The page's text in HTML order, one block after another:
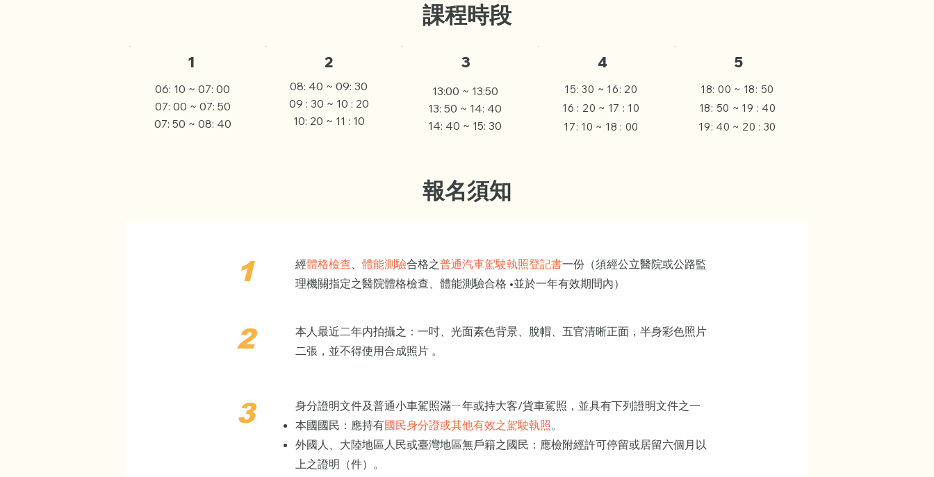
課程時段
1
06: 10 ~ 07: 00
07: 00 ~ 07: 50
07: 50 ~ 08: 40
2
08: 40 ~ 09: 30
09 : 30 ~ 10 : 20
10: 20 ~ 11 : 10
3
13:00 ~ 13:50
13: 50 ~ 14: 40
14: 40 ~ 15: 30
4
15: 30 ~ 16: 20
16 : 20 ~ 17 : 10
17: 10 ~ 18 : 00
5
18: 00 ~ 18: 50
18: 50 ~ 19 : 40
19: 40 ~ 20 : 30
報名須知
1 經體格檢查、 體能測驗合格之普通汽車駕駛執照登記書一份（須經公立醫院或公路監
理機關指定之醫院體格檢查、體能測驗合格 •並於一年有效期間內）
2
本人最近二年内拍攝之：一吋、光面素色背景、脫帽、五官清晰正面，半身彩色照片
二張，並不得使用合成照片 。
3
身分證明文件及普通小車駕照滿ㄧ年或持大客/貨車駕照，並具有下列證明文件之一
本國國民：應持有國民身分證或其他有效之駕駛執照。
外國人、大陸地區人民或臺灣地區無戶籍之國民：應檢附經許可停留或居留六個月以
上之證明（件）。